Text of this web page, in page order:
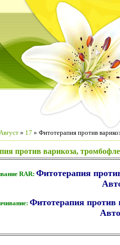
» 17 » Фитотерапия против
против варикоза,
RAR: Фитотерапия
Фитотерапия против